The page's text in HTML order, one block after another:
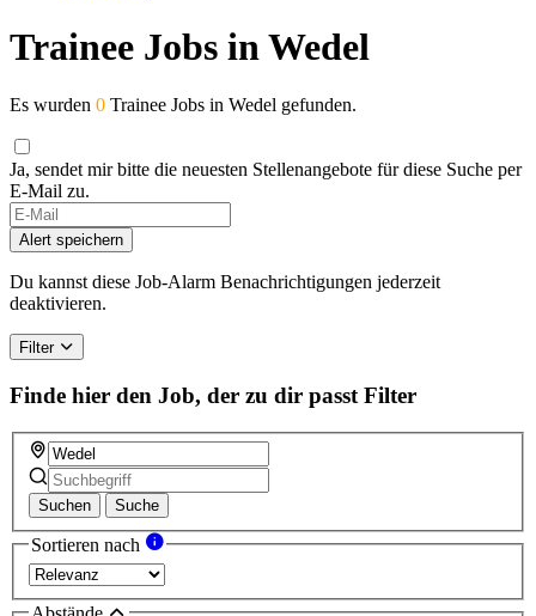
Trainee Jobs in Wedel
Es wurden 0 Trainee Jobs in Wedel gefunden.
Ja, sendet mir bitte die neuesten Stellenangebote für diese Suche per
E-Mail zu.
If
you
are
a
human,
this
field
Alert speichern
Du kannst diese Job-Alarm Benachrichtigungen jederzeit
deaktivieren.
Filter
Finde hier den Job, der zu dir passt Filter
Suchen Suche
Sortieren nach